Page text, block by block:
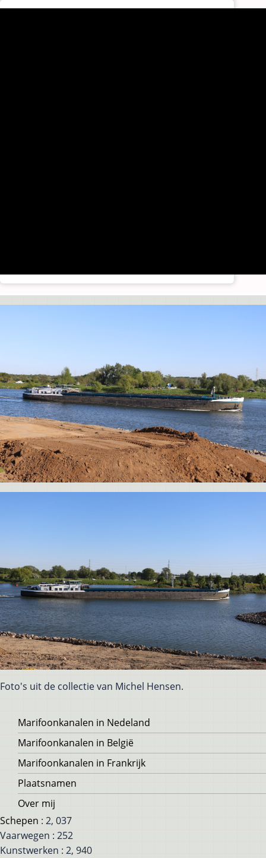
Foto's uit de collectie van Michel Hensen.
Voet
Marifoonkanalen in Nedeland
Marifoonkanalen in België
Marifoonkanalen in Frankrijk
Plaatsnamen
Over mij
Schepen : 2, 037
Vaarwegen : 252
Kunstwerken : 2, 940